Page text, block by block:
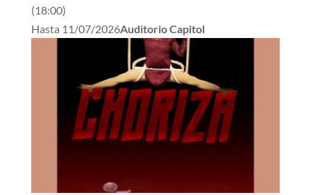
(18:00)
Hasta 11/07/2026Auditorio Capitol